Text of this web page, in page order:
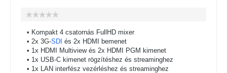
• Kompakt 4 csatornás FullHD mixer
• 2x 3G-SDI és 2x HDMI bemenet
• 1x HDMI Multiview és 2x HDMI PGM kimenet
• 1x USB-C kimenet rögzítéshez és streaminghez
• 1x LAN interfész vezérléshez és streaminghez